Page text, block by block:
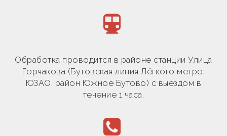
Обработка проводится в районе станции Улица
Горчакова (Бутовская линия Лёгкого метро,
ЮЗАО, район Южное Бутово) с выездом в
течение 1 часа.